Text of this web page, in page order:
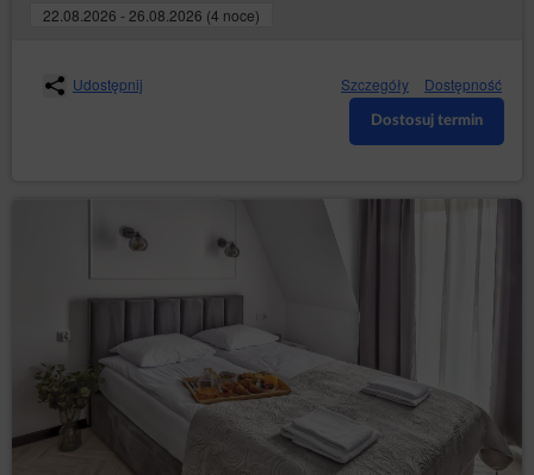
22.08.2026 - 26.08.2026 (4 noce)
Udostępnij Szczegóły Dostępność
Dostosuj termin